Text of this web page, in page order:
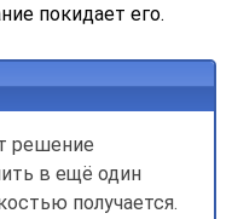
покидает его.
решение
в ещё один
получается.